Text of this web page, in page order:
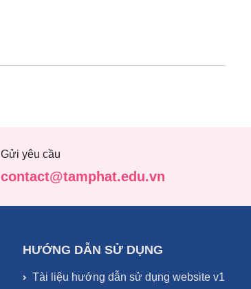
Gửi yêu cầu
contact@tamphat.edu.vn
HƯỚNG DẪN SỬ DỤNG
Tài liệu hướng dẫn sử dụng website v1